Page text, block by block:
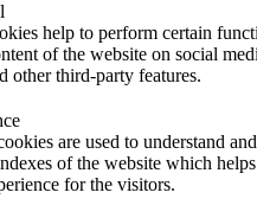
help to perform certain
of the website on social
other third-party features.
are used to understand
of the website which
for the visitors.